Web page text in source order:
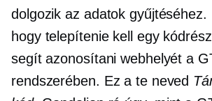
dolgozik az adatok gyűjtéséhez.
hogy telepítenie kell egy
segít azonosítani webhelyét a
rendszerében. Ez a te neved